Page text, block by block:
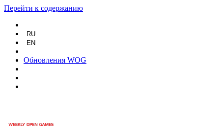
Перейти к содержанию
RU
EN
Обновления WOG